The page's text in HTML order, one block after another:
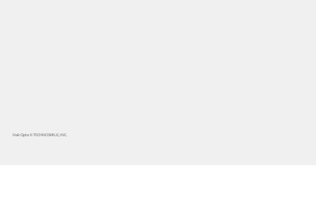
Hak Cipta © TECHNOSMILE, INC.